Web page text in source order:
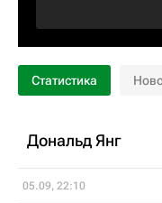
Статистика
Дональд Янг
05.09, 22:10